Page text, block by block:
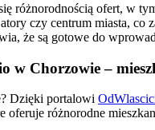
różnorodnością ofert, w
czy centrum miasta, co
że są gotowe do
w Chorzowie –
Dzięki portalowi
różnorodne